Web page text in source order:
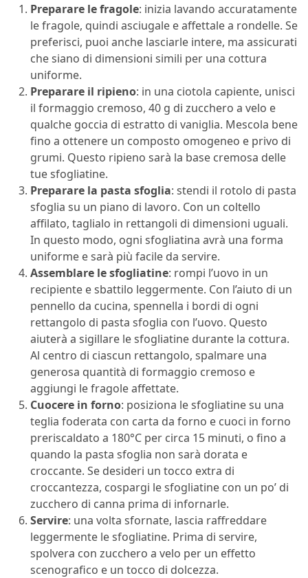
Preparare le fragole: inizia lavando accuratamente
le fragole, quindi asciugale e affettale a rondelle. Se
preferisci, puoi anche lasciarle intere, ma assicurati
che siano di dimensioni simili per una cottura
uniforme.
Preparare il ripieno: in una ciotola capiente, unisci
il formaggio cremoso, 40 g di zucchero a velo e
qualche goccia di estratto di vaniglia. Mescola bene
fino a ottenere un composto omogeneo e privo di
grumi. Questo ripieno sarà la base cremosa delle
tue sfogliatine.
Preparare la pasta sfoglia: stendi il rotolo di pasta
sfoglia su un piano di lavoro. Con un coltello
affilato, taglialo in rettangoli di dimensioni uguali.
In questo modo, ogni sfogliatina avrà una forma
uniforme e sarà più facile da servire.
Assemblare le sfogliatine: rompi l’uovo in un
recipiente e sbattilo leggermente. Con l’aiuto di un
pennello da cucina, spennella i bordi di ogni
rettangolo di pasta sfoglia con l’uovo. Questo
aiuterà a sigillare le sfogliatine durante la cottura.
Al centro di ciascun rettangolo, spalmare una
generosa quantità di formaggio cremoso e
aggiungi le fragole affettate.
Cuocere in forno: posiziona le sfogliatine su una
teglia foderata con carta da forno e cuoci in forno
preriscaldato a 180°C per circa 15 minuti, o fino a
quando la pasta sfoglia non sarà dorata e
croccante. Se desideri un tocco extra di
croccantezza, cospargi le sfogliatine con un po’ di
zucchero di canna prima di infornarle.
Servire: una volta sfornate, lascia raffreddare
leggermente le sfogliatine. Prima di servire,
spolvera con zucchero a velo per un effetto
scenografico e un tocco di dolcezza.